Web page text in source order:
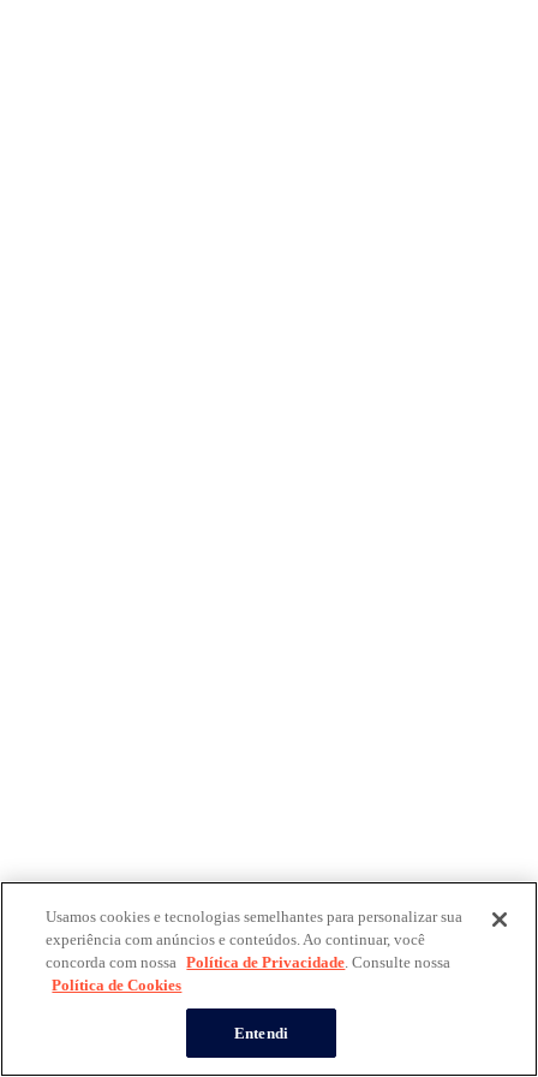
Usamos cookies e tecnologias semelhantes para personalizar sua
experiência com anúncios e conteúdos. Ao continuar, você
concorda com nossa Política de Privacidade. Consulte nossa
Política de Cookies
Entendi